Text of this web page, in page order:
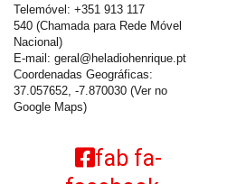
Telemóvel: +351 913 117
540 (Chamada para Rede Móvel
Nacional)
E-mail: geral@heladiohenrique.pt
Coordenadas Geográficas:
37.057652, -7.870030 (Ver no
Google Maps)
fab fa-